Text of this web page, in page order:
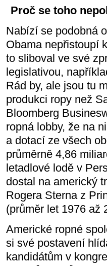
Proč se toho
Nabízí se podobná
Obama nepřistoupí
to sliboval ve své
legislativou,
Rád by, ale jsou tu
produkci ropy než
Bloomberg
ropná lobby, že na
a dotací ze všech
průměrně 4,86
letadlové lodě v
dostal na americký
Rogera Sterna z
(průměr let 1976 až
Americké ropné
si své postavení
kandidátům v